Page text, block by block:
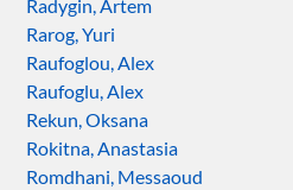
Radygin, Artem
Rarog, Yuri
Raufoglou, Alex
Raufoglu, Alex
Rekun, Oksana
Rokitna, Anastasia
Romdhani, Messaoud